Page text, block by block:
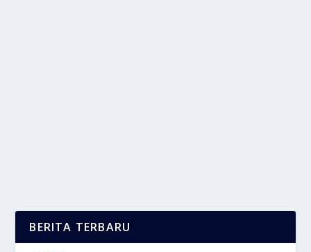
BERITA TERBARU